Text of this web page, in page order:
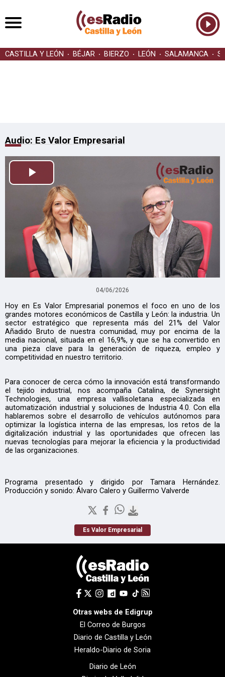
CASTILLA Y LEÓN BÉJAR BIERZO LEÓN SALAMANCA
Audio: Es Valor Empresarial
Reproducir
04/06/2026
Hoy en Es Valor Empresarial ponemos el foco en uno de los
grandes motores económicos de Castilla y León: la industria. Un
sector estratégico que representa más del 21% del Valor
Añadido Bruto de nuestra comunidad, muy por encima de la
media nacional, situada en el 16,9%, y que se ha convertido en
una pieza clave para la generación de riqueza, empleo y
competitividad en nuestro territorio.
Para conocer de cerca cómo la innovación está transformando
el tejido industrial, nos acompaña Catalina, de Synersight
Technologies, una empresa vallisoletana especializada en
automatización industrial y soluciones de Industria 4.0. Con ella
hablaremos sobre el desarrollo de vehículos autónomos para
optimizar la logística interna de las empresas, los retos de la
digitalización industrial y las oportunidades que ofrecen las
nuevas tecnologías para mejorar la eficiencia y la productividad
de las organizaciones.
Programa presentado y dirigido por Tamara Hernández.
Producción y sonido: Álvaro Calero y Guillermo Valverde
Es Valor Empresarial
Otras webs de Edigrup
El Correo de Burgos
Diario de Castilla y León
Heraldo-Diario de Soria
Diario de León